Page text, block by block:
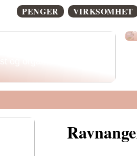
PENGER VIRKSOMHET
og organisert lagring i